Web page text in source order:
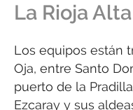
La Rioja Alta
Los equipos están
Oja, entre Santo
puerto de la
Ezcaray y sus